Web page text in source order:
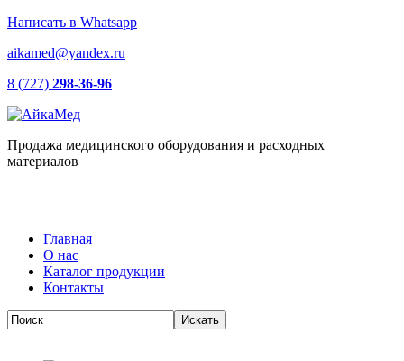
Написать в Whatsapp
aikamed@yandex.ru
8 (727) 298-36-96
Продажа медицинского оборудования и расходных
материалов
Главная
О нас
Каталог продукции
Контакты